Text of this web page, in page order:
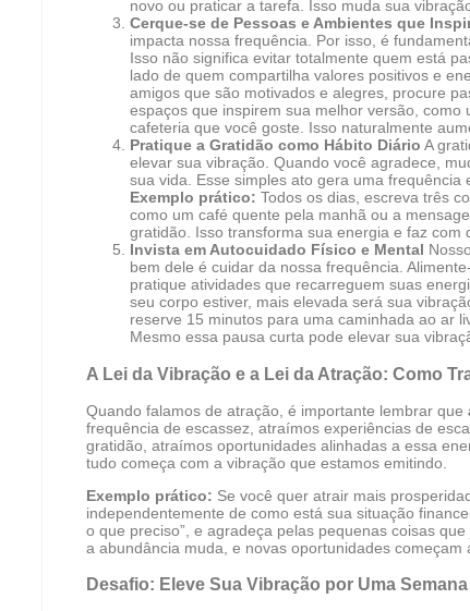
novo ou praticar a tarefa. Isso muda sua
Cerque-se de Pessoas e Ambientes que
impacta nossa frequência. Por isso, é
Isso não significa evitar totalmente quem está
lado de quem compartilha valores positivos e
amigos que são motivados e alegres, procure
espaços que inspirem sua melhor versão,
cafeteria que você goste. Isso naturalmente
Pratique a Gratidão como Hábito Diário A
elevar sua vibração. Quando você agradece,
sua vida. Esse simples ato gera uma
Exemplo prático: Todos os dias, escreva três
como um café quente pela manhã ou a
gratidão. Isso transforma sua energia e faz com
Invista em Autocuidado Físico e Mental
bem dele é cuidar da nossa frequência.
pratique atividades que recarreguem suas
seu corpo estiver, mais elevada será sua
reserve 15 minutos para uma caminhada ao ar
Mesmo essa pausa curta pode elevar sua
A Lei da Vibração e a Lei da Atração: Como
Quando falamos de atração, é importante lembrar que
frequência de escassez, atraímos experiências de
gratidão, atraímos oportunidades alinhadas a essa
tudo começa com a vibração que estamos emitindo.
Exemplo prático: Se você quer atrair mais
independentemente de como está sua situação
o que preciso”, e agradeça pelas pequenas coisas
a abundância muda, e novas oportunidades começam
Desafio: Eleve Sua Vibração por Uma Semana